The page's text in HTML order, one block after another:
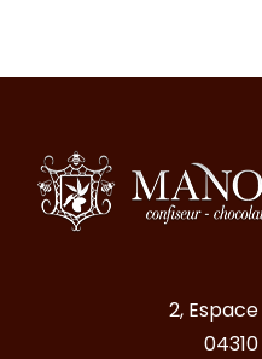
2,
04310